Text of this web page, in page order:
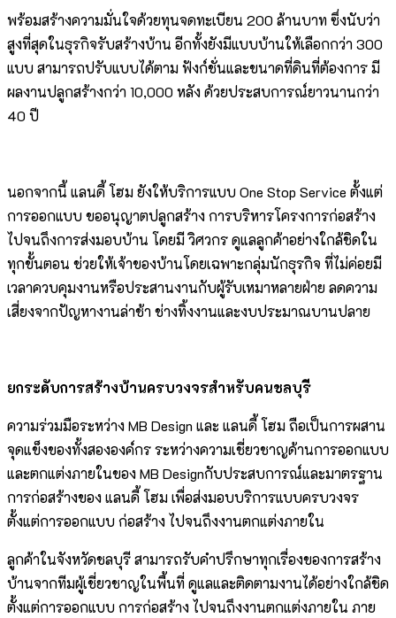
พร้อมสร้างความมั่นใจด้วยทุนจดทะเบียน 200 ล้านบาท ซึ่งนับว่า
สูงที่สุดในธุรกิจรับสร้างบ้าน อีกทั้งยังมีแบบบ้านให้เลือกกว่า 300
แบบ สามารถปรับแบบได้ตาม ฟังก์ชั่นและขนาดที่ดินที่ต้องการ มี
ผลงานปลูกสร้างกว่า 10,000 หลัง ด้วยประสบการณ์ยาวนานกว่า
40 ปี
นอกจากนี้ แลนดี้ โฮม ยังให้บริการแบบ One Stop Service ตั้งแต่
การออกแบบ ขออนุญาตปลูกสร้าง การบริหารโครงการก่อสร้าง
ไปจนถึงการส่งมอบบ้าน โดยมี วิศวกร ดูแลลูกค้าอย่างใกล้ชิดใน
ทุกขั้นตอน ช่วยให้เจ้าของบ้านโดยเฉพาะกลุ่มนักธุรกิจ ที่ไม่ค่อยมี
เวลาควบคุมงานหรือประสานงานกับผู้รับเหมาหลายฝ่าย ลดความ
เสี่ยงจากปัญหางานล่าช้า ช่างทิ้งงานและงบประมาณบานปลาย
ยกระดับการสร้างบ้านครบวงจรสำหรับคนชลบุรี
ความร่วมมือระหว่าง MB Design และ แลนดี้ โฮม ถือเป็นการผสาน
จุดแข็งของทั้งสององค์กร ระหว่างความเชี่ยวชาญด้านการออกแบบ
และตกแต่งภายในของ MB Designกับประสบการณ์และมาตรฐาน
การก่อสร้างของ แลนดี้ โฮม เพื่อส่งมอบบริการแบบครบวงจร
ตั้งแต่การออกแบบ ก่อสร้าง ไปจนถึงงานตกแต่งภายใน
ลูกค้าในจังหวัดชลบุรี สามารถรับคำปรึกษาทุกเรื่องของการสร้าง
บ้านจากทีมผู้เชี่ยวชาญในพื้นที่ ดูแลและติดตามงานได้อย่างใกล้ชิด
ตั้งแต่การออกแบบ การก่อสร้าง ไปจนถึงงานตกแต่งภายใน ภาย